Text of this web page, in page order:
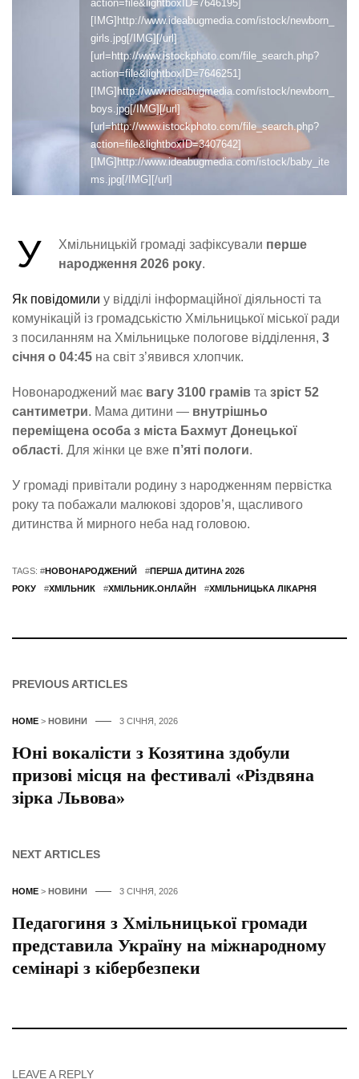
action=file&lightboxID=7646195]
[IMG]http://www.ideabugmedia.com/istock/newborn_
girls.jpg[/IMG][/url]
[url=http://www.istockphoto.com/file_search.php?
action=file&lightboxID=7646251]
[IMG]http://www.ideabugmedia.com/istock/newborn_
boys.jpg[/IMG][/url]
[url=http://www.istockphoto.com/file_search.php?
action=file&lightboxID=3407642]
[IMG]http://www.ideabugmedia.com/istock/baby_ite
ms.jpg[/IMG][/url]
У Хмільницькій громаді зафіксували перше
народження 2026 року.
Як повідомили у відділі інформаційної діяльності та
комунікацій із громадськістю Хмільницької міської ради
з посиланням на Хмільницьке пологове відділення, 3
січня о 04:45 на світ з’явився хлопчик.
Новонароджений має вагу 3100 грамів та зріст 52
сантиметри. Мама дитини — внутрішньо
переміщена особа з міста Бахмут Донецької
області. Для жінки це вже п’яті пологи.
У громаді привітали родину з народженням первістка
року та побажали малюкові здоров’я, щасливого
дитинства й мирного неба над головою.
TAGS: #НОВОНАРОДЖЕНИЙ #ПЕРША ДИТИНА 2026
РОКУ
#ХМІЛЬНИК #ХМІЛЬНИК.ОНЛАЙН #ХМІЛЬНИЦЬКА ЛІКАРНЯ
PREVIOUS ARTICLES
HOME > НОВИНИ 3 СІЧНЯ, 2026
Юні вокалісти з Козятина здобули
призові місця на фестивалі «Різдвяна
зірка Львова»
NEXT ARTICLES
HOME > НОВИНИ 3 СІЧНЯ, 2026
Педагогиня з Хмільницької громади
представила Україну на міжнародному
семінарі з кібербезпеки
LEAVE A REPLY